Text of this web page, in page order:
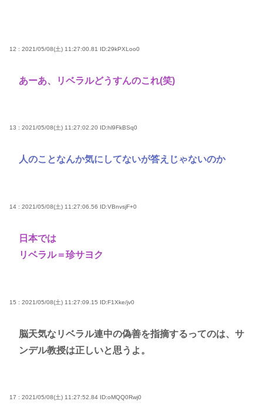
12 : 2021/05/08(土) 11:27:00.81 ID:29kPXLoo0
あーあ、リベラルどうすんのこれ(笑)
13 : 2021/05/08(土) 11:27:02.20 ID:hl9FkBSq0
人のことなんか気にしてないが答えじゃないのか
14 : 2021/05/08(土) 11:27:06.56 ID:VBnvsjF+0
日本では
リベラル＝珍サヨク
15 : 2021/05/08(土) 11:27:09.15 ID:F1Xke/jv0
脳天気なリベラル連中の偽善を指摘するってのは、サ
ンデル教授は正しいと思うよ。
17 : 2021/05/08(土) 11:27:52.84 ID:oMQQ0Rwj0